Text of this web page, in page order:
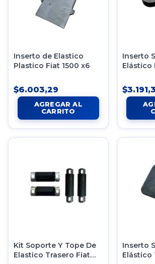
Inserto de Elastico
Plastico Fiat 1500 x6
$6.003,29
Inserto
Elástico
Kit Soporte Y Tope De
Elastico Trasero Fiat
Inserto
Elástico